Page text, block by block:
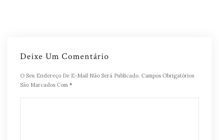
Deixe Um Comentário
O Seu Endereço De E-Mail Não Será Publicado. Campos Obrigatórios
São Marcados Com *